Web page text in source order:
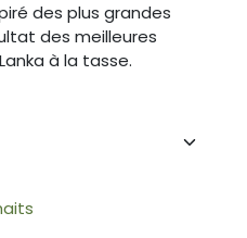
des plus grandes
des meilleures
à la tasse.